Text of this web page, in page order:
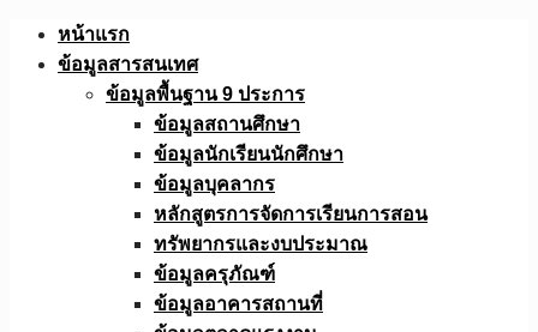
Skip
หน้าแรก
ข้อมูลสารสนเทศ
ข้อมูลพื้นฐาน 9 ประการ
ข้อมูลสถานศึกษา
ข้อมูลนักเรียนนักศึกษา
ข้อมูลบุคลากร
หลักสูตรการจัดการเรียนการสอน
ทรัพยากรและงบประมาณ
ข้อมูลครุภัณฑ์
ข้อมูลอาคารสถานที่